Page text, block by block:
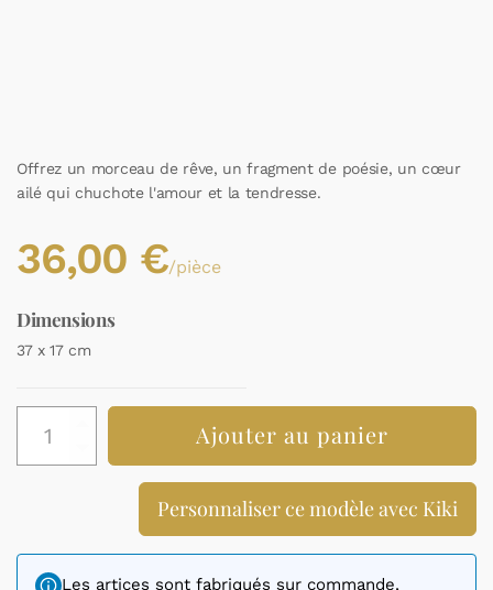
Offrez un morceau de rêve, un fragment de poésie, un cœur
ailé qui chuchote l'amour et la tendresse.
36,00 €/pièce
Dimensions
37 x 17 cm
Panneau
Ajouter au panier
Personnaliser ce modèle avec Kiki
Les artices sont fabriqués sur commande,